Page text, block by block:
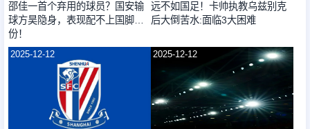
邵佳一首个弃用的球员？国安输
球方昊隐身，表现配不上国脚身
份！
远不如国足！卡帅执教乌兹别克
后大倒苦水:面临3大困难
2025-12-12 2025-12-12